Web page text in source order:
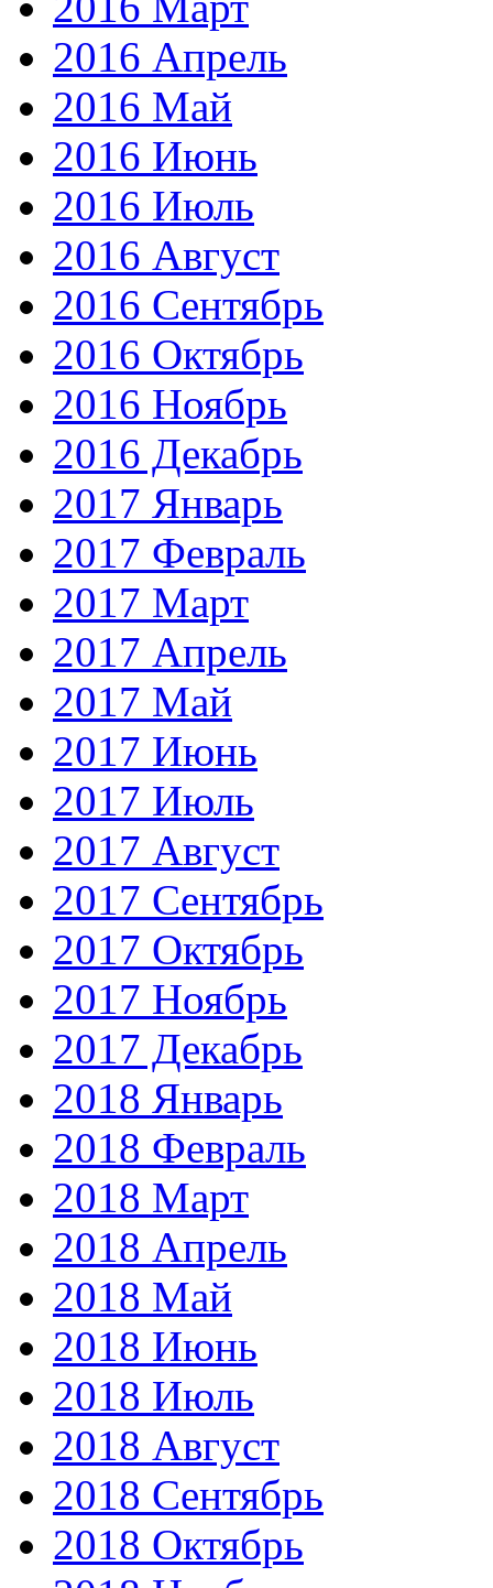
2016 Апрель
2016 Май
2016 Июнь
2016 Июль
2016 Август
2016 Сентябрь
2016 Октябрь
2016 Ноябрь
2016 Декабрь
2017 Январь
2017 Февраль
2017 Март
2017 Апрель
2017 Май
2017 Июнь
2017 Июль
2017 Август
2017 Сентябрь
2017 Октябрь
2017 Ноябрь
2017 Декабрь
2018 Январь
2018 Февраль
2018 Март
2018 Апрель
2018 Май
2018 Июнь
2018 Июль
2018 Август
2018 Сентябрь
2018 Октябрь